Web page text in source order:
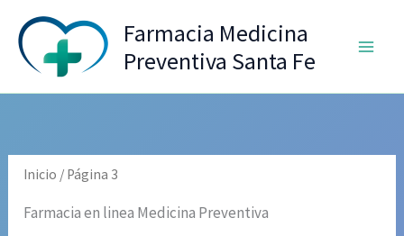
contenido
Farmacia Medicina
Preventiva Santa Fe
Inicio / Página 3
Farmacia en linea Medicina Preventiva